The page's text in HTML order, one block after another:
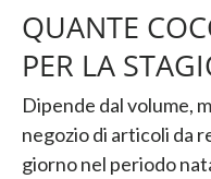
QUANTE
PER LA
Dipende dal volume,
negozio di articoli da
giorno nel periodo